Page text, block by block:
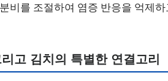
비를 조절하여 염증 반응을 억제
고 김치의 특별한 연결고리